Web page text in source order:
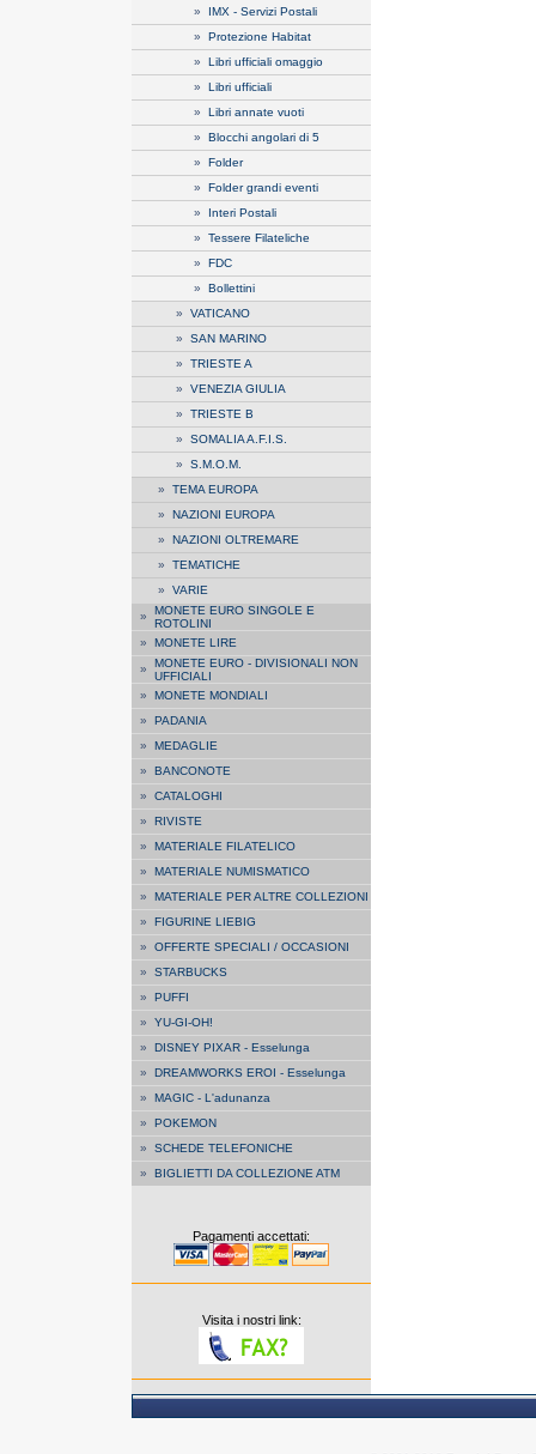
» IMX - Servizi Postali
» Protezione Habitat
» Libri ufficiali omaggio
» Libri ufficiali
» Libri annate vuoti
» Blocchi angolari di 5
» Folder
» Folder grandi eventi
» Interi Postali
» Tessere Filateliche
» FDC
» Bollettini
» VATICANO
» SAN MARINO
» TRIESTE A
» VENEZIA GIULIA
» TRIESTE B
» SOMALIA A.F.I.S.
» S.M.O.M.
» TEMA EUROPA
» NAZIONI EUROPA
» NAZIONI OLTREMARE
» TEMATICHE
» VARIE
» MONETE EURO SINGOLE E
ROTOLINI
» MONETE LIRE
» MONETE EURO - DIVISIONALI NON
UFFICIALI
» MONETE MONDIALI
» PADANIA
» MEDAGLIE
» BANCONOTE
» CATALOGHI
» RIVISTE
» MATERIALE FILATELICO
» MATERIALE NUMISMATICO
» MATERIALE PER ALTRE COLLEZIONI
» FIGURINE LIEBIG
» OFFERTE SPECIALI / OCCASIONI
» STARBUCKS
» PUFFI
» YU-GI-OH!
» DISNEY PIXAR - Esselunga
» DREAMWORKS EROI - Esselunga
» MAGIC - L'adunanza
» POKEMON
» SCHEDE TELEFONICHE
» BIGLIETTI DA COLLEZIONE ATM
Pagamenti accettati:
Visita i nostri link: